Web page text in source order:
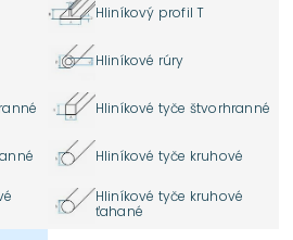
Hliníkový profil T
Hliníkové rúry
Hliníkové tyče štvorhranné
Hliníkové tyče kruhové
Hliníkové tyče kruhové
ťahané